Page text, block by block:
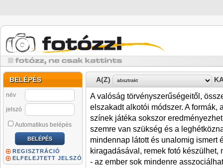
BELÉPÉS
név
jelszó
Automatikus belépés
REGISZTRÁCIÓ
ELFELEJTETT JELSZÓ
A(Z)
A valóság törvényszerűségeitől,
elszakadt alkotói módszer. A formák,
színek játéka sokszor
szemre van szükség és a
mindennap látott és unalomig ismert
kiragadásával, remek fotó
- az ember sok mindenre